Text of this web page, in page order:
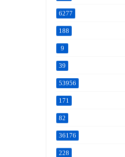
6277
188
9
39
53956
171
82
36176
228